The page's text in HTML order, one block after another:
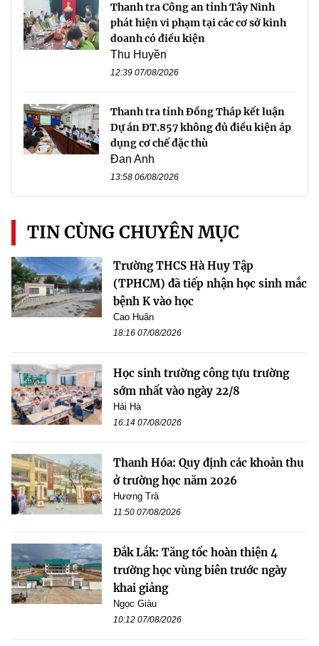
Thanh tra Công an tỉnh Tây Ninh
phát hiện vi phạm tại các cơ sở kinh
doanh có điều kiện
Thu Huyền
12:39 07/08/2026
Thanh tra tỉnh Đồng Tháp kết luận
Dự án ĐT.857 không đủ điều kiện áp
dụng cơ chế đặc thù
Đan Anh
13:58 06/08/2026
TIN CÙNG CHUYÊN MỤC
Trường THCS Hà Huy Tập
(TPHCM) đã tiếp nhận học sinh mắc
bệnh K vào học
Cao Huân
18:16 07/08/2026
Học sinh trường công tựu trường
sớm nhất vào ngày 22/8
Hải Hà
16:14 07/08/2026
Thanh Hóa: Quy định các khoản thu
ở trường học năm 2026
Hương Trà
11:50 07/08/2026
Đắk Lắk: Tăng tốc hoàn thiện 4
trường học vùng biên trước ngày
khai giảng
Ngọc Giàu
10:12 07/08/2026